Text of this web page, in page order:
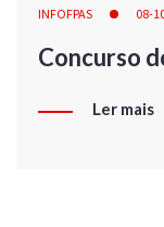
INFOFPAS 08-
Concurso
Ler mais